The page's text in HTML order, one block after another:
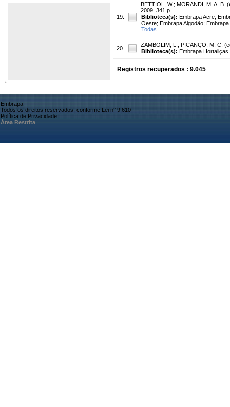
19.
BETTIOL, W.; MORANDI, M. A. B.
2009. 341 p.
Biblioteca(s): Embrapa Acre;
Oeste; Embrapa Algodão;
Todas
20.
ZAMBOLIM, L. ; PICANÇO, M. C.
Biblioteca(s): Embrapa Hortaliças.
Registros recuperados : 9.045
Embrapa
Todos os direitos reservados, conforme Lei n° 9.610
Política de Privacidade
Área Restrita